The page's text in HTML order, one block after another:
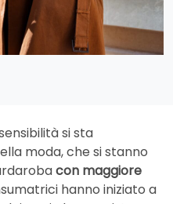
si sta
moda, che si stanno
con maggiore
hanno iniziato a